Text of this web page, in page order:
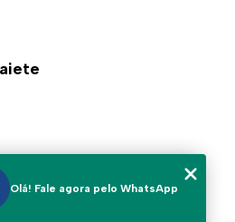
Olá! Fale agora pelo WhatsApp